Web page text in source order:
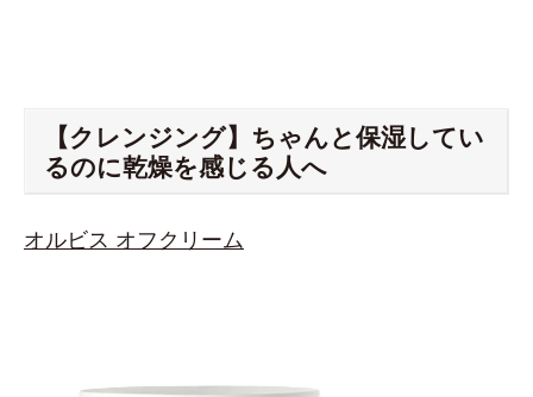
【クレンジング】ちゃんと保湿してい
るのに乾燥を感じる人へ
オルビス オフクリーム